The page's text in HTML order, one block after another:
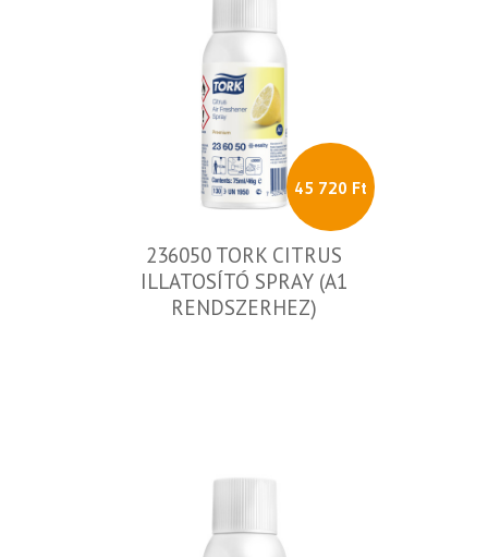
45 720 Ft
236050 TORK CITRUS
ILLATOSÍTÓ SPRAY (A1
RENDSZERHEZ)